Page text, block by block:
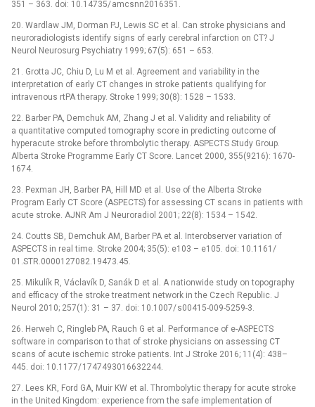
351 –⁠ 363. doi: 10.14735/ amcsn­n2016351.
20. Wardlaw JM, Dorman PJ, Lewis SC et al. Can stroke physicians and
neuroradiologists identify signs of early cerebral infarction on CT? J
Neurol Neurosurg Psychiatry 1999; 67(5): 651 –⁠ 653.
21. Grotta JC, Chiu D, Lu M et al. Agreement and variability in the
interpretation of early CT changes in stroke patients qualify­­ing for
intravenous rtPA ther­apy. Stroke 1999; 30(8): 1528 –⁠ 1533.
22. Barber PA, Demchuk AM, Zhang J et al. Validity and reliability of
a quantitative computed tomography score in predict­­ing outcome of
hyperacute stroke before thrombolytic ther­apy. ASPECTS Study Group.
Alberta Stroke Program­me Early CT Score. Lancet 2000, 355(9216): 1670-
1674.
23. Pexman JH, Barber PA, Hill MD et al. Use of the Alberta Stroke
Program Early CT Score (ASPECTS) for as­ses­s­­ing CT scans in patients with
acute stroke. AJNR Am J Neuroradiol 2001; 22(8): 1534 –⁠ 1542.
24. Coutts SB, Demchuk AM, Barber PA et al. Interobserver variation of
ASPECTS in real time. Stroke 2004; 35(5): e103 –⁠ e105. doi: 10.1161/
01.STR.0000127082.19473.45.
25. Mikulík R, Václavík D, Sanák D et al. A nationwide study on topography
and ef­ficacy of the stroke treatment network in the Czech Republic. J
Neurol 2010; 257(1): 31 –⁠ 37. doi: 10.1007/ s00415-009-5259-3.
26. Herweh C, Ringleb PA, Rauch G et al. Performance of e-ASPECTS
software in comparison to that of stroke physicians on as­ses­s­­ing CT
scans of acute ischemic stroke patients. Int J Stroke 2016; 11(4): 438–
445. doi: 10.1177/ 1747493016632244.
27. Lees KR, Ford GA, Muir KW et al. Thrombolytic ther­apy for acute stroke
in the United Kingdom: experience from the safe implementation of